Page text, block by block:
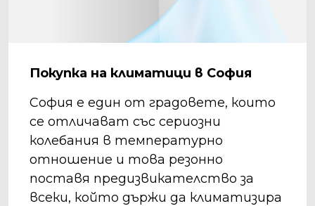
Покупка на климатици в София
София е един от градовете, които
се отличават със сериозни
колебания в температурно
отношение и това резонно
поставя предизвикателство за
всеки, който държи да климатизира